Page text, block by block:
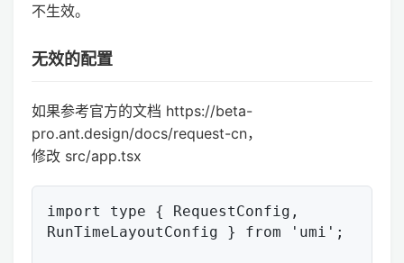
不生效。
无效的配置
如果参考官方的文档 https://beta-
pro.ant.design/docs/request-cn，
修改 src/app.tsx
import type { RequestConfig,
RunTimeLayoutConfig } from 'umi';